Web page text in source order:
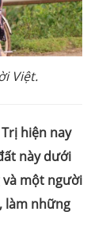
Việt.
hiện nay
này dưới
một người
làm những